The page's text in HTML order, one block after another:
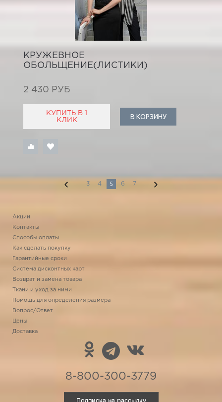
КРУЖЕВНОЕ
ОБОЛЬЩЕНИЕ(ЛИСТИКИ)
2 430 РУБ
КУПИТЬ В 1
КЛИК
В КОРЗИНУ
3 4 5 6 7
Акции
Контакты
Способы оплаты
Как сделать покупку
Гарантийные сроки
Система дисконтных карт
Возврат и замена товара
Ткани и уход за ними
Помощь для определения размера
Вопрос/Ответ
Цены
Доставка
8-800-300-3779
Подписка на рассылку